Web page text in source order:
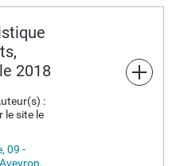
2018
:
le site le
09 -